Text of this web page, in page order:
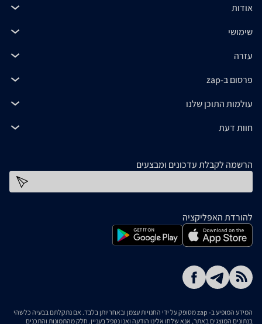
אודות
שימושי
עזרה
פרסום ב-zap
עולמות התוכן שלנו
חוות דעת
הרשמה לקבלת עדכונים ומבצעים
להורדת האפליקציה
המידע המופיע ב- zap מסופק על ידי החנויות עצמן ובאחריותן בלבד. אם נתקלתם בבעיה כלשהי
בנתונים המוצגים באתר, אנא שלחו אלינו הודעה ואנו נטפל בעניין. חלק מהתמונות והתכנים